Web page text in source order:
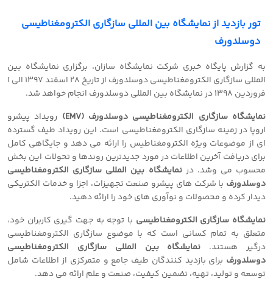
تور بازدید از نمایشگاه بین المللی سازگاری الکترومغناطیسی
دوسلدورف
به گزارش پایگاه خبری شرکت نمایشگاه سازان، برگزاری نمایشگاه بین
المللی سازگاری الکترومغناطیسی دوسلدورف از تاریخ 28 اسفند 1397 الی 1
فروردین 1398 در نمایشگاه بین المللی دوسلدورف انجام خواهد شد.
نمایشگاه سازگاری الکترومغناطیسی دوسلدورف (EMV)
رویداد پیشرو
اروپا در زمینه سازگاری الکترومغناطیسی است. این رویداد طیف گسترده
ای از موضوعات ویژه الکترومغناطیس را ارائه می دهد و جایگاهی کامل
برای دریافت آخرین اطلاعات در مورد جدیدترین روندها و تحولات این بخش
محسوب می وشد. درنمایشگاه بین المللی سازگاری الکترومغناطیسی
دوسلدورف با شرکت های پیشرو صنعت تجهیزات، اجزا و خدمات الکتریکی
دیدار کرده و محصولات و نوآوری های خود را ارائه دهید.
نمایشگاه سازگاری الکترومغناطیسی با توجه به جهت گیری کاربران خود،
متعلق به تمام کسانی است که با موضوع سازگاری الکترومغناطیسی
درگیر هستند. نمایشگاه بین المللی سازگاری الکترومغناطیسی
دوسلدورف برای بازدید کنندگان طیف جامع و متمرکزی از اطلاعات شامل
توسعه و تولید، تهیه، تضمین کیفیت، صنعت و علم ارائه می دهد.